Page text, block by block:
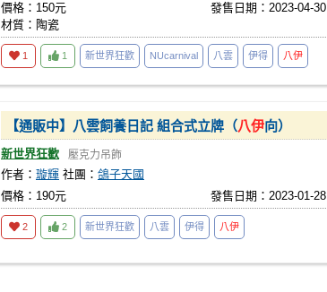
價格：150元
發售日期：2023-04-30
材質：陶瓷
1 1 新世界狂歡 NUcarnival 八雲 伊得 八伊
【通販中】八雲飼養日記 組合式立牌（八伊向）
新世界狂歡 壓克力吊飾
作者： 璇輝 社團： 鴿子天國
價格：190元
發售日期：2023-01-28
2 2 新世界狂歡 八雲 伊得 八伊